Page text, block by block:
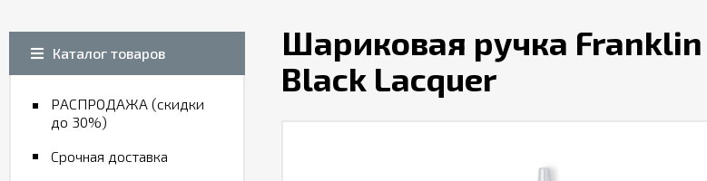
Шариковая ручка
Black Lacquer
Каталог товаров
РАСПРОДАЖА (скидки
до 30%)
Срочная доставка